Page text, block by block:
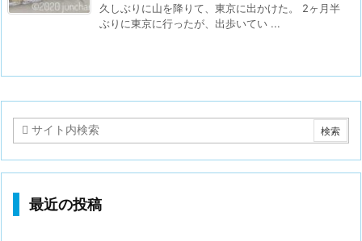
久しぶりに山を降りて、東京に出かけた。 2ヶ月半
ぶりに東京に行ったが、出歩いてい ...
最近の投稿